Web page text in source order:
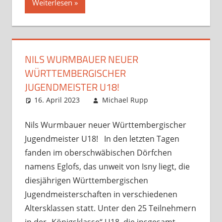
Weiterlesen
NILS WURMBAUER NEUER
WÜRTTEMBERGISCHER
JUGENDMEISTER U18!
16. April 2023
Michael Rupp
Opens und
Turniere
Startseite
Nils Wurmbauer neuer Württembergischer
Jugendmeister U18! In den letzten Tagen
fanden im oberschwäbischen Dörfchen
namens Eglofs, das unweit von Isny liegt, die
diesjährigen Württembergischen
Jugendmeisterschaften in verschiedenen
Altersklassen statt. Unter den 25 Teilnehmern